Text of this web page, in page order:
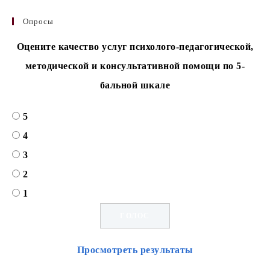
Опросы
Оцените качество услуг психолого-педагогической,
методической и консультативной помощи по 5-
бальной шкале
5
4
3
2
1
Просмотреть результаты